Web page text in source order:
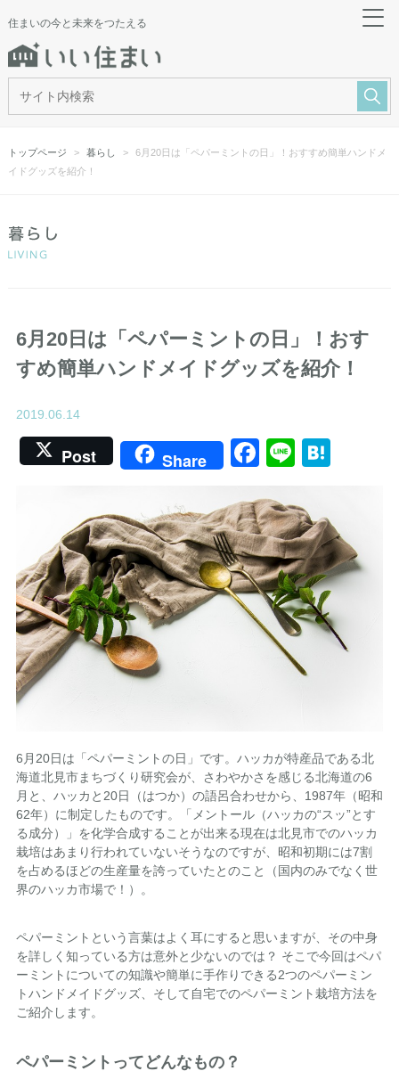
住まいの今と未来をつたえる
トップページ 暮らし
6月20日は「ペパーミントの日」！おすすめ簡単ハンドメ
イドグッズを紹介！
6月20日は「ペパーミントの日」！おす
すめ簡単ハンドメイドグッズを紹介！
2019.06.14
Post Share Facebook
Line
6月20日は「ペパーミントの日」です。ハッカが特産品である北
海道北見市まちづくり研究会が、さわやかさを感じる北海道の6
月と、ハッカと20日（はつか）の語呂合わせから、1987年（昭和
62年）に制定したものです。「メントール（ハッカの“スッ”とす
る成分）」を化学合成することが出来る現在は北見市でのハッカ
栽培はあまり行われていないそうなのですが、昭和初期には7割
を占めるほどの生産量を誇っていたとのこと（国内のみでなく世
界のハッカ市場で！）。
ペパーミントという言葉はよく耳にすると思いますが、その中身
を詳しく知っている方は意外と少ないのでは？ そこで今回はペパ
ーミントについての知識や簡単に手作りできる2つのペパーミン
トハンドメイドグッズ、そして自宅でのペパーミント栽培方法を
ご紹介します。
ペパーミントってどんなもの？